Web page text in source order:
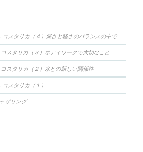
コスタリカ（４）深さと軽さのバランスの中で
スタリカ（３）ボディワークで大切なこと
スタリカ（２）水との新しい関係性
スタリカ（１）
ザリング